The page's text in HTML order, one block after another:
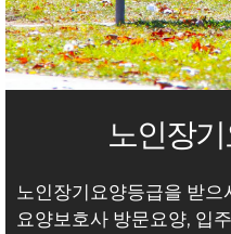
노인장
노인장기요양등급을 받으
요양보호사 방문요양, 입